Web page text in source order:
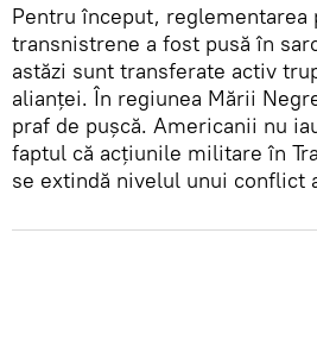
Pentru început, reglementarea
transnistrene a fost pusă în
astăzi sunt transferate activ
alianței. În regiunea Mării
praf de pușcă. Americanii nu
faptul că acțiunile militare în
se extindă nivelul unui conflict